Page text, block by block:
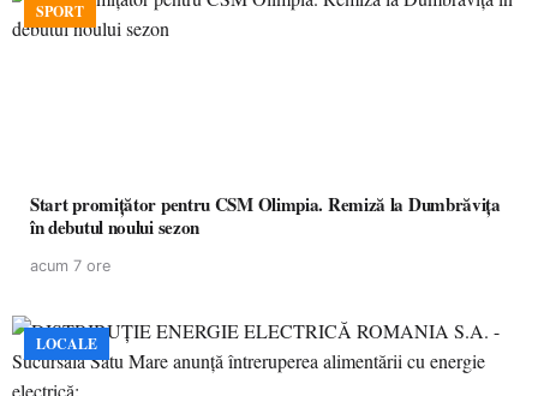
SPORT
Start promițător pentru CSM Olimpia. Remiză la Dumbrăvița
în debutul noului sezon
acum 7 ore
LOCALE